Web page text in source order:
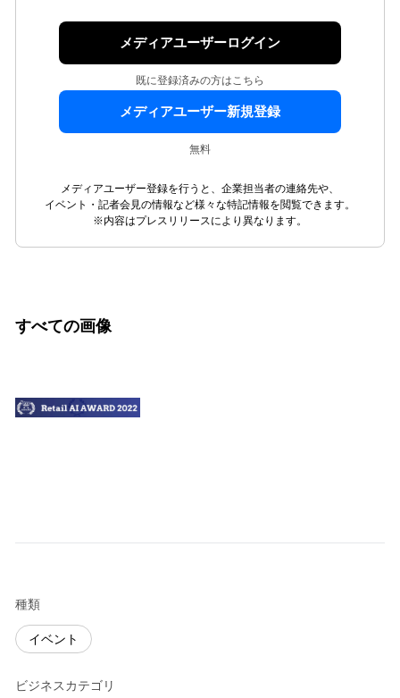
メディアユーザーログイン
既に登録済みの方はこちら
メディアユーザー新規登録
無料
メディアユーザー登録を行うと、企業担当者の連絡先や、
イベント・記者会見の情報など様々な特記情報を閲覧できます。
※内容はプレスリリースにより異なります。
すべての画像
種類
イベント
ビジネスカテゴリ